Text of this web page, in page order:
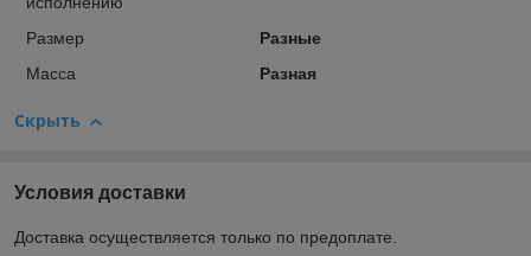
Размер
Разные
Масса
Разная
Скрыть
Условия доставки
Доставка осуществляется только по предоплате.